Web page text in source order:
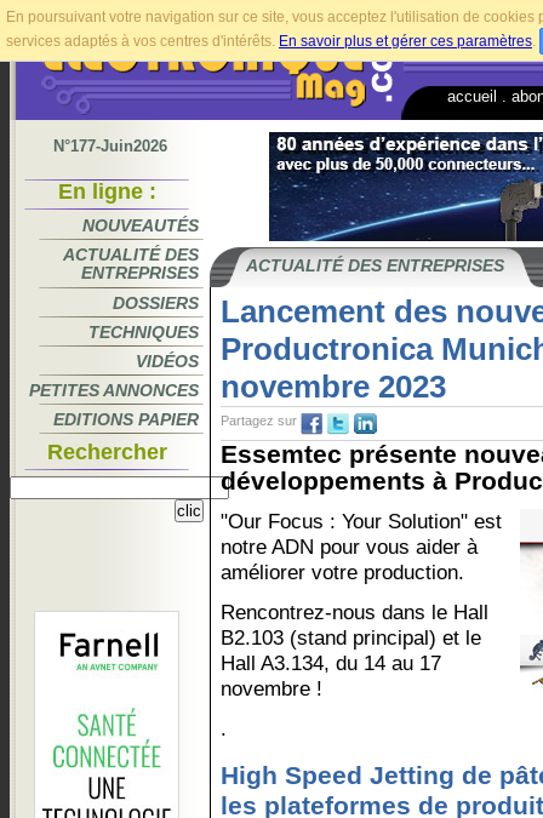
En poursuivant votre navigation sur ce site, vous acceptez l'utilisation de
services adaptés à vos centres d'intérêts. En savoir plus et gérer ces paramètres.
accueil
N°177-Juin2026
En ligne :
NOUVEAUTÉS
ACTUALITÉ DES
ENTREPRISES
DOSSIERS
TECHNIQUES
VIDÉOS
PETITES ANNONCES
EDITIONS PAPIER
Rechercher
ACTUALITÉ DES ENTREPRISES
Lancement des
Productronica
novembre 2023
Partagez sur
Essemtec présente
développements à
"Our Focus : Your Solution" est
notre ADN pour vous aider à
améliorer votre production.
Rencontrez-nous dans le Hall
B2.103 (stand principal) et le
Hall A3.134, du 14 au 17
novembre !
.
High Speed Jetting de
les plateformes de